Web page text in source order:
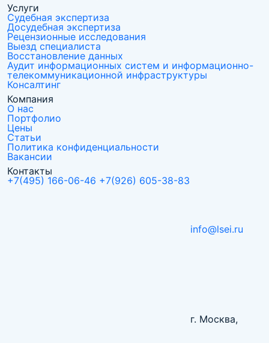
Услуги
Судебная экспертиза
Досудебная экспертиза
Рецензионные исследования
Выезд специалиста
Восстановление данных
Аудит информационных систем и информационно-
телекоммуникационной инфраструктуры
Консалтинг
Компания
О нас
Портфолио
Цены
Статьи
Политика конфиденциальности
Вакансии
Контакты
+7(495) 166-06-46 +7(926) 605-38-83
info@lsei.ru
г. Москва,